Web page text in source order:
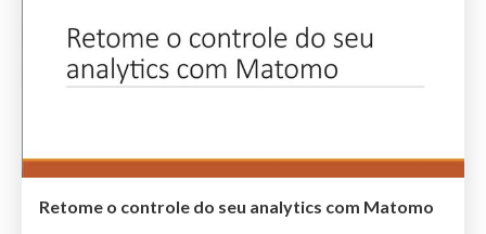
Retome o controle do seu analytics com Matomo